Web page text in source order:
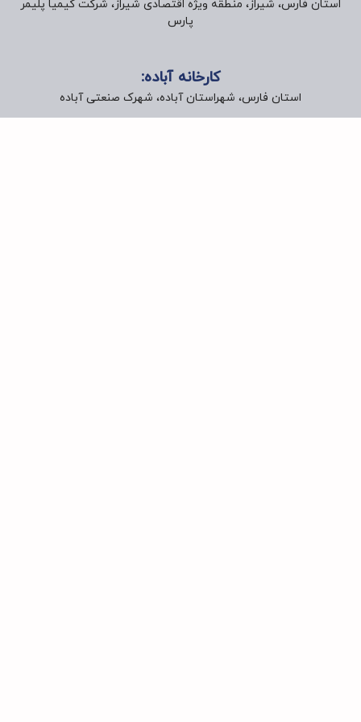
استان فارس، شیراز، منطقه ویژه اقتصادی شیراز، شرکت کیمیا پلیمر
پارس
کارخانه آباده:
استان فارس، شهراستان آباده، شهرک صنعتی آباده